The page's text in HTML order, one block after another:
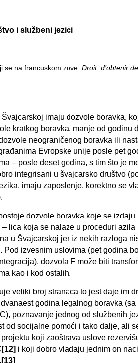
i službeni jezici
se na francuskom zove Droit d’obtenir
imaju dozvole boravka,
kratkog boravka, manje od godinu
neograničenog boravka ili
Evropske unije posle pet
– posle deset godina, s tim što je
integrisani u švajcarsko društvo
imaju zaposlenje, korektno se
dozvole boravka koje se izdaju
lica koja se nalaze u proceduri azila
u Švajcarskoj jer iz nekih razloga
Pod izvesnim uslovima (pet godina
dozvola F može biti
kao i kod ostalih.
veliki broj stranaca to jest daje im
godina legalnog boravka (sa
poznavanje jednog od službenih
od socijalne pomoći i tako dalje, ali
koji zaoštrava uslove
[12] i koji dobro vladaju jednim on
[13]